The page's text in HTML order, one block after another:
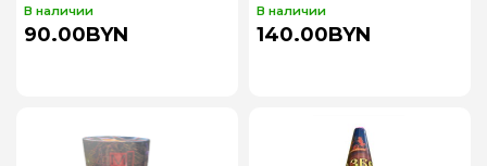
В наличии
90.00BYN
В наличии
140.00BYN